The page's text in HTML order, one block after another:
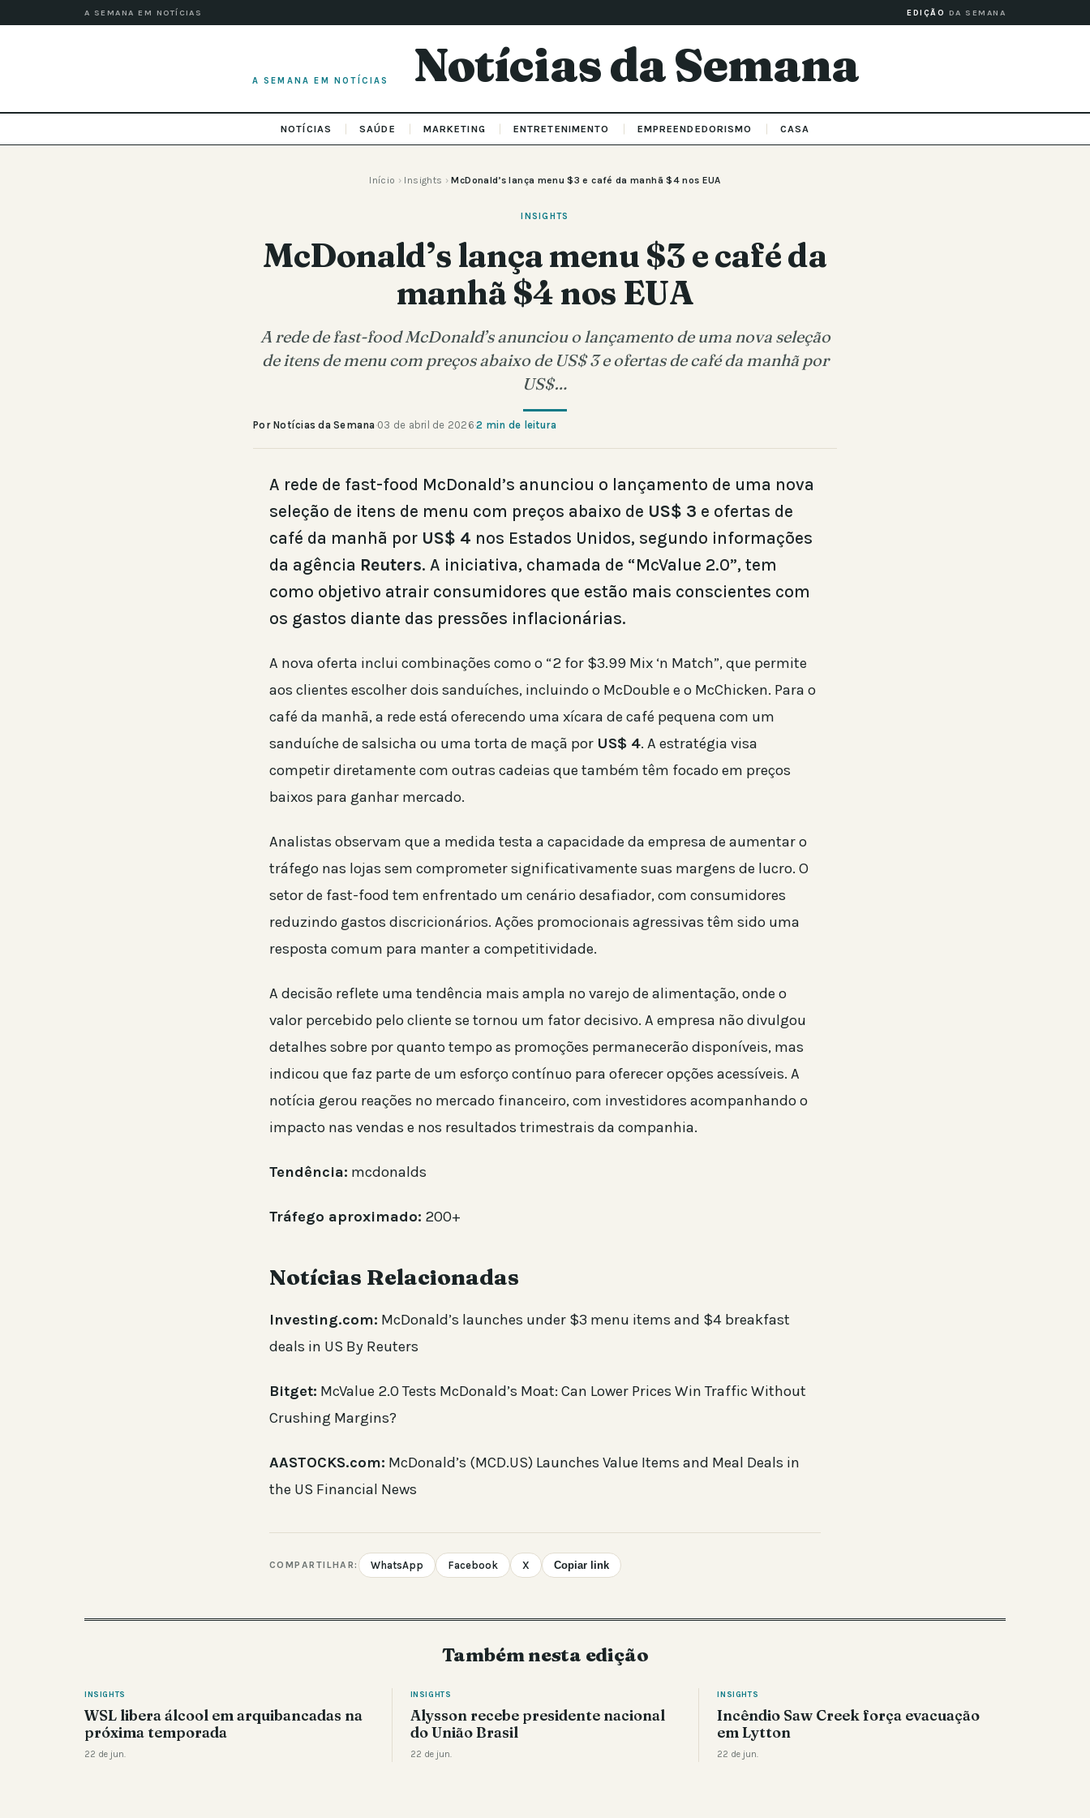
A SEMANA EM NOTÍCIAS EDIÇÃO DA SEMANA
A SEMANA EM NOTÍCIAS Notícias da Semana
NOTÍCIAS SAÚDE MARKETING ENTRETENIMENTO EMPREENDEDORISMO CASA
Início › Insights › McDonald’s lança menu $3 e café da manhã $4 nos EUA
INSIGHTS
McDonald’s lança menu $3 e café da
manhã $4 nos EUA
A rede de fast-food McDonald’s anunciou o lançamento de uma nova seleção
de itens de menu com preços abaixo de US$ 3 e ofertas de café da manhã por
US$…
Por Notícias da Semana ·03 de abril de 2026·2 min de leitura
A rede de fast-food McDonald’s anunciou o lançamento de uma nova
seleção de itens de menu com preços abaixo de US$ 3 e ofertas de
café da manhã por US$ 4 nos Estados Unidos, segundo informações
da agência Reuters. A iniciativa, chamada de “McValue 2.0”, tem
como objetivo atrair consumidores que estão mais conscientes com
os gastos diante das pressões inflacionárias.
A nova oferta inclui combinações como o “2 for $3.99 Mix ‘n Match”, que permite
aos clientes escolher dois sanduíches, incluindo o McDouble e o McChicken. Para o
café da manhã, a rede está oferecendo uma xícara de café pequena com um
sanduíche de salsicha ou uma torta de maçã por US$ 4. A estratégia visa
competir diretamente com outras cadeias que também têm focado em preços
baixos para ganhar mercado.
Analistas observam que a medida testa a capacidade da empresa de aumentar o
tráfego nas lojas sem comprometer significativamente suas margens de lucro. O
setor de fast-food tem enfrentado um cenário desafiador, com consumidores
reduzindo gastos discricionários. Ações promocionais agressivas têm sido uma
resposta comum para manter a competitividade.
A decisão reflete uma tendência mais ampla no varejo de alimentação, onde o
valor percebido pelo cliente se tornou um fator decisivo. A empresa não divulgou
detalhes sobre por quanto tempo as promoções permanecerão disponíveis, mas
indicou que faz parte de um esforço contínuo para oferecer opções acessíveis. A
notícia gerou reações no mercado financeiro, com investidores acompanhando o
impacto nas vendas e nos resultados trimestrais da companhia.
Tendência: mcdonalds
Tráfego aproximado: 200+
Notícias Relacionadas
Investing.com: McDonald’s launches under $3 menu items and $4 breakfast
deals in US By Reuters
Bitget: McValue 2.0 Tests McDonald’s Moat: Can Lower Prices Win Traffic Without
Crushing Margins?
AASTOCKS.com: McDonald’s (MCD.US) Launches Value Items and Meal Deals in
the US Financial News
COMPARTILHAR: WhatsApp Facebook X Copiar link
Também nesta edição
INSIGHTS
WSL libera álcool em arquibancadas na
próxima temporada
22 de jun.
INSIGHTS
Alysson recebe presidente nacional
do União Brasil
22 de jun.
INSIGHTS
Incêndio Saw Creek força evacuação
em Lytton
22 de jun.